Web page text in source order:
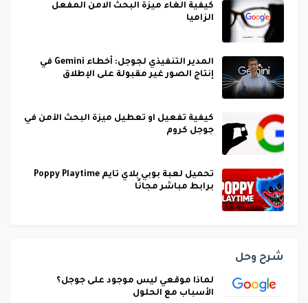
كيفية الغاء ميزة البحث الامن المفعل
الزاميا
المدير التنفيذي لجوجل: أخطاء Gemini في
إنتاج الصور غير مقبولة على الإطلاق
كيفية تفعيل او تعطيل ميزة البحث الآمن في
جوجل كروم
تحميل لعبة بوبي بلاي تايم Poppy Playtime
برابط مباشر مجانًا
شرح وحل
لماذا موقعي ليس موجود على جوجل؟
الأسباب مع الحلول